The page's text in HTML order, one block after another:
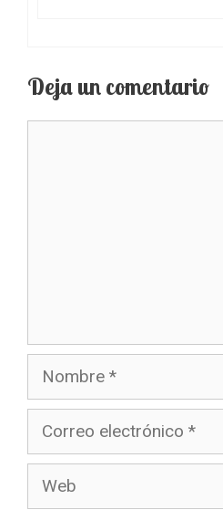
Deja un comentario
Nombre
Correo
electrónico
Web